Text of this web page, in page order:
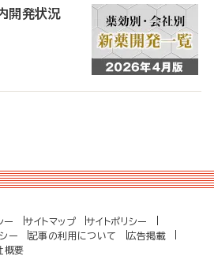
開発状況
ー サイトマップ
サイトポリシー
ー 記事の利用について
広告掲載
概要